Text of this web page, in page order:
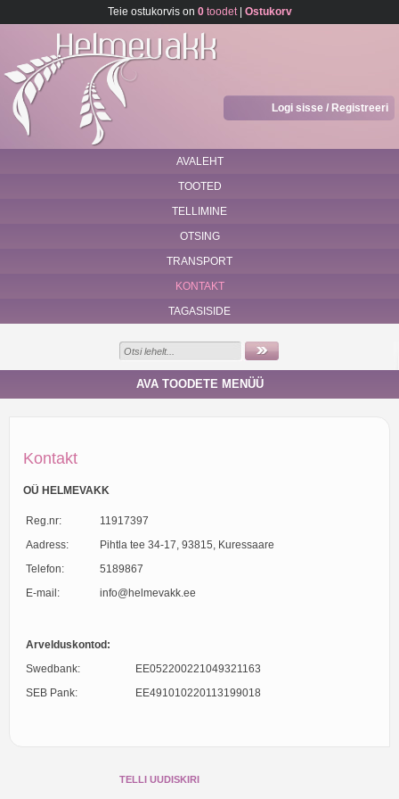
Teie ostukorvis on 0toodet| Ostukorv
Logi sisse / Registreeri
AVALEHT
TOOTED
TELLIMINE
OTSING
TRANSPORT
KONTAKT
TAGASISIDE
AVA TOODETE MENÜÜ
Kontakt
OÜ HELMEVAKK
Reg.nr:
11917397
Aadress:
Pihtla tee 34-17, 93815, Kuressaare
Telefon:
5189867
E-mail:
info@helmevakk.ee
Arvelduskontod:
Swedbank:
EE052200221049321163
SEB Pank:
EE491010220113199018
TELLI UUDISKIRI